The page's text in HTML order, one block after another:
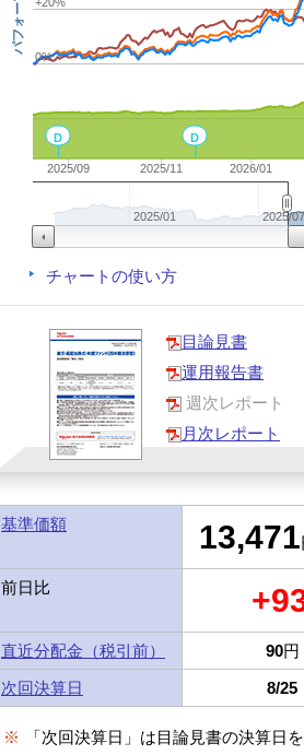
D
D
2025/09 2025/11 2026/01
2025/01 2025/
0%
チャートの使い方
目論見書
運用報告書
週次レポート
月次レポート
基準価額 13,471
前日比
直近分配金（税引前） 90円
次回決算日
8/25
※
「次回決算日」は目論見書の決算日